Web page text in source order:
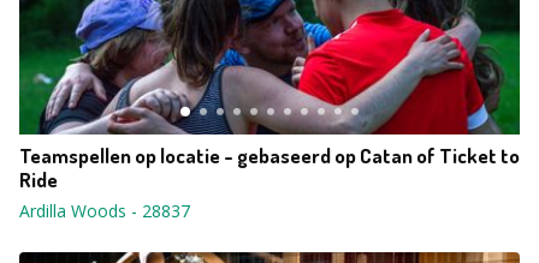
Teamspellen op locatie - gebaseerd op Catan of Ticket to
Ride
Ardilla Woods - 28837